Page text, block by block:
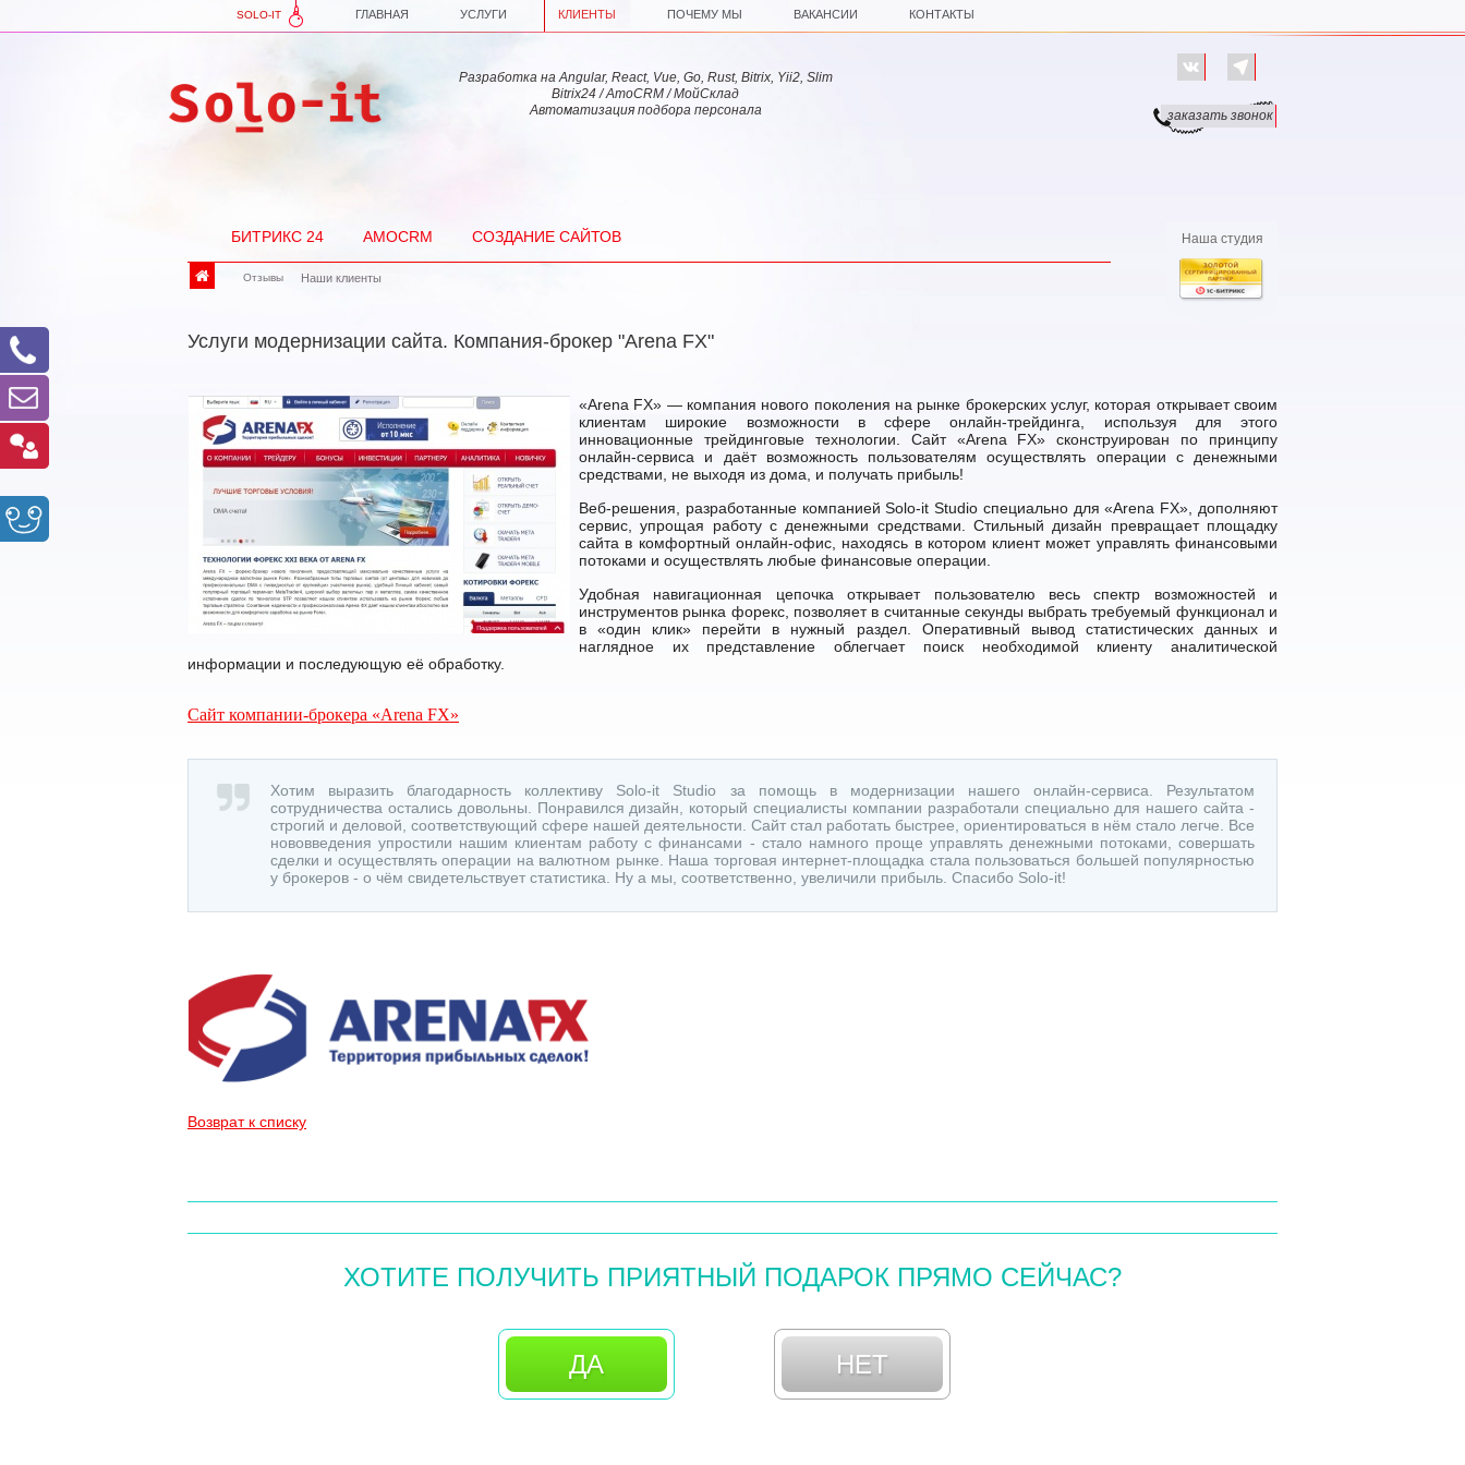
SOLO-IT ГЛАВНАЯ УСЛУГИ КЛИЕНТЫ ПОЧЕМУ МЫ ВАКАНСИИ КОНТАКТЫ
Разработка на Angular, React, Vue, Go, Rust, Bitrix, Yii2, Slim
Bitrix24 / AmoCRM / МойСклад
Автоматизация подбора персонала
заказать звонок
БИТРИКС 24 AMOCRM СОЗДАНИЕ САЙТОВ Наша студия
Отзывы Наши клиенты
Услуги модернизации сайта. Компания-брокер "Arena FX"
«Arena FX» — компания нового поколения на рынке брокерских услуг, которая открывает своим
клиентам широкие возможности в сфере онлайн-трейдинга, используя для этого
инновационные трейдинговые технологии. Сайт «Arena FX» сконструирован по принципу
онлайн-сервиса и даёт возможность пользователям осуществлять операции с денежными
средствами, не выходя из дома, и получать прибыль!
Веб-решения, разработанные компанией Solo-it Studio специально для «Arena FX», дополняют
сервис, упрощая работу с денежными средствами. Стильный дизайн превращает площадку
сайта в комфортный онлайн-офис, находясь в котором клиент может управлять финансовыми
потоками и осуществлять любые финансовые операции.
Удобная навигационная цепочка открывает пользователю весь спектр возможностей и
инструментов рынка форекс, позволяет в считанные секунды выбрать требуемый функционал и
в «один клик» перейти в нужный раздел. Оперативный вывод статистических данных и
наглядное их представление облегчает поиск необходимой клиенту аналитической
информации и последующую её обработку.
Сайт компании-брокера «Arena FX»
Хотим выразить благодарность коллективу Solo-it Studio за помощь в модернизации нашего онлайн-сервиса. Результатом
сотрудничества остались довольны. Понравился дизайн, который специалисты компании разработали специально для нашего сайта -
строгий и деловой, соответствующий сфере нашей деятельности. Сайт стал работать быстрее, ориентироваться в нём стало легче. Все
нововведения упростили нашим клиентам работу с финансами - стало намного проще управлять денежными потоками, совершать
сделки и осуществлять операции на валютном рынке. Наша торговая интернет-площадка стала пользоваться большей популярностью
у брокеров - о чём свидетельствует статистика. Ну а мы, соответственно, увеличили прибыль. Спасибо Solo-it!
Возврат к списку
ХОТИТЕ ПОЛУЧИТЬ ПРИЯТНЫЙ ПОДАРОК ПРЯМО СЕЙЧАС?
ДА НЕТ